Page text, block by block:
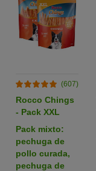
(607)
Rocco Chings
- Pack XXL
Pack mixto:
pechuga de
pollo curada,
pechuga de